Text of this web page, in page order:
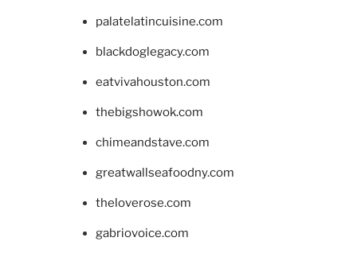
palatelatincuisine.com
blackdoglegacy.com
eatvivahouston.com
thebigshowok.com
chimeandstave.com
greatwallseafoodny.com
theloverose.com
gabriovoice.com